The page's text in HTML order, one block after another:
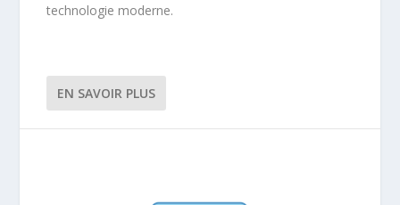
technologie moderne.
EN SAVOIR PLUS